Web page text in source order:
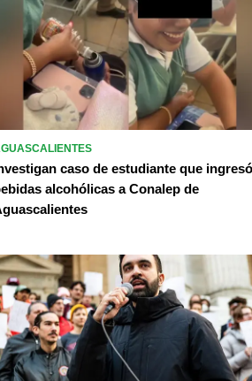
caso de estudiante que ingresó
alcohólicas a Conalep de